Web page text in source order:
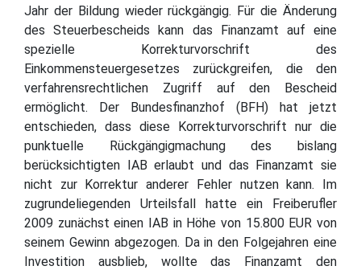
Jahr der Bildung wieder rückgängig. Für die Änderung
des Steuerbescheids kann das Finanzamt auf eine
spezielle Korrekturvorschrift des
Einkommensteuergesetzes zurückgreifen, die den
verfahrensrechtlichen Zugriff auf den Bescheid
ermöglicht. Der Bundesfinanzhof (BFH) hat jetzt
entschieden, dass diese Korrekturvorschrift nur die
punktuelle Rückgängigmachung des bislang
berücksichtigten IAB erlaubt und das Finanzamt sie
nicht zur Korrektur anderer Fehler nutzen kann. Im
zugrundeliegenden Urteilsfall hatte ein Freiberufler
2009 zunächst einen IAB in Höhe von 15.800 EUR von
seinem Gewinn abgezogen. Da in den Folgejahren eine
Investition ausblieb, wollte das Finanzamt den